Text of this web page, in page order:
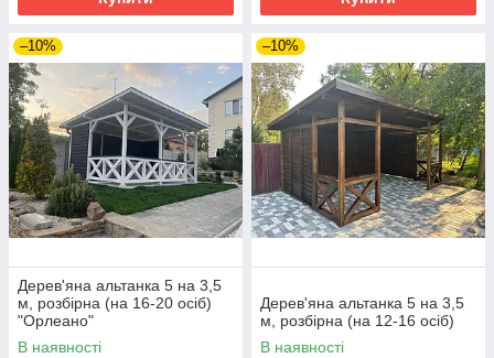
–10%
Дерев'яна альтанка 5 на 3,5
м, розбірна (на 16-20 осіб)
"Орлеано"
В наявності
–10%
Дерев'яна альтанка 5 на 3,5
м, розбірна (на 12-16 осіб)
В наявності